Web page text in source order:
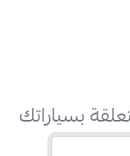
بسياراتك